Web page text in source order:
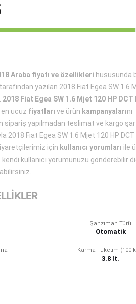
Araba fiyatı ve özellikleri hususunda
yazılan 2018 Fiat Egea SW 1.6
2018 Fiat Egea SW 1.6 Mjet 120 HP
en ucuz fiyatları ve ürün kampanyalarını
yapılmadan teslimat ve kargo
2018 Fiat Egea SW 1.6 Mjet 120 HP
için kullanıcı yorumları ile
kullanıcı yorumunuzu gönderebilir
Şanzıman Türü
Otomatik
Karma Tüketim (100
3.8 lt.